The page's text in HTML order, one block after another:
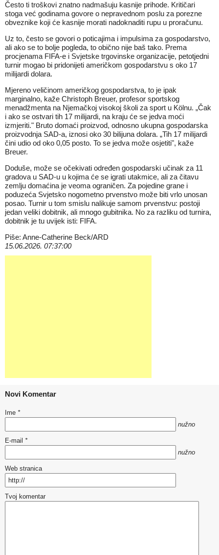
Često ti troškovi znatno nadmašuju kasnije prihode. Kritičari
stoga već godinama govore o nepravednom poslu za porezne
obveznike koji će kasnije morati nadoknaditi rupu u proračunu.
Uz to, često se govori o poticajima i impulsima za gospodarstvo,
ali ako se to bolje pogleda, to obično nije baš tako. Prema
procjenama FIFA-e i Svjetske trgovinske organizacije, petotjedni
turnir mogao bi pridonijeti američkom gospodarstvu s oko 17
milijardi dolara.
Mjereno veličinom američkog gospodarstva, to je ipak
marginalno, kaže Christoph Breuer, profesor sportskog
menadžmenta na Njemačkoj visokoj školi za sport u Kölnu. „Čak
i ako se ostvari tih 17 milijardi, na kraju će se jedva moći
izmjeriti." Bruto domaći proizvod, odnosno ukupna gospodarska
proizvodnja SAD-a, iznosi oko 30 bilijuna dolara. „Tih 17 milijardi
čini udio od oko 0,05 posto. To se jedva može osjetiti", kaže
Breuer.
Doduše, može se očekivati određen gospodarski učinak za 11
gradova u SAD-u u kojima će se igrati utakmice, ali za čitavu
zemlju domaćina je veoma ograničen. Za pojedine grane i
poduzeća Svjetsko nogometno prvenstvo može biti vrlo unosan
posao. Turnir u tom smislu nalikuje samom prvenstvu: postoji
jedan veliki dobitnik, ali mnogo gubitnika. No za razliku od turnira,
dobitnik je tu uvijek isti: FIFA.
Piše: Anne-Catherine Beck/ARD
15.06.2026. 07:37:00
Novi Komentar
Ime *
nužno
E-mail *
nužno
Web stranica
Tvoj komentar